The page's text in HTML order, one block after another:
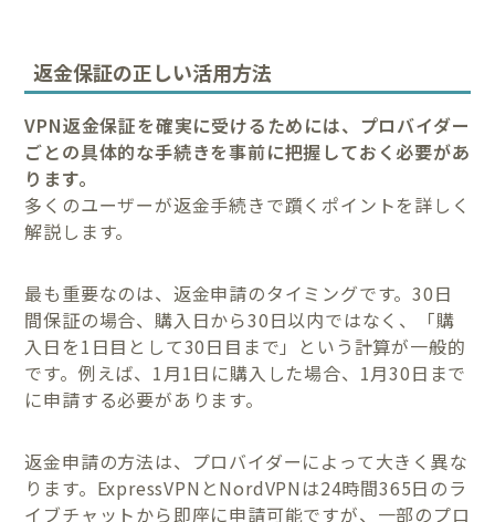
返金保証の正しい活用方法
VPN返金保証を確実に受けるためには、プロバイダー
ごとの具体的な手続きを事前に把握しておく必要があ
ります。
多くのユーザーが返金手続きで躓くポイントを詳しく
解説します。
最も重要なのは、返金申請のタイミングです。30日
間保証の場合、購入日から30日以内ではなく、「購
入日を1日目として30日目まで」という計算が一般的
です。例えば、1月1日に購入した場合、1月30日まで
に申請する必要があります。
返金申請の方法は、プロバイダーによって大きく異な
ります。ExpressVPNとNordVPNは24時間365日のラ
イブチャットから即座に申請可能ですが、一部のプロ